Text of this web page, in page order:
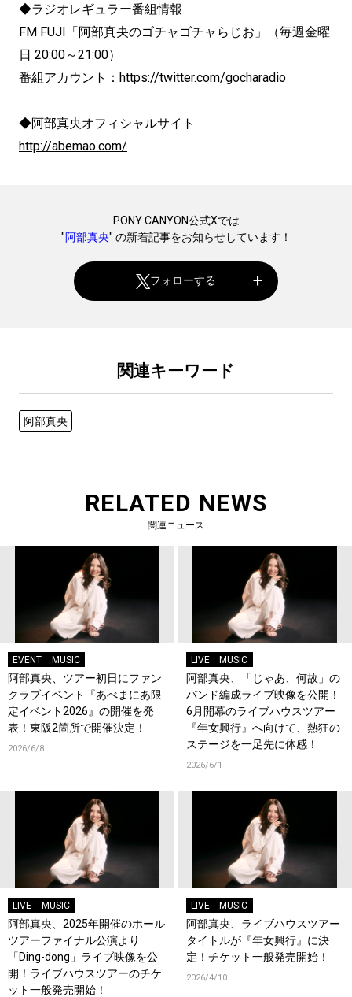
◆ラジオレギュラー番組情報
FM FUJI「阿部真央のゴチャゴチャらじお」（毎週金曜
日 20:00～21:00）
番組アカウント： https://twitter.com/gocharadio
◆阿部真央オフィシャルサイト
http://abemao.com/
PONY CANYON公式Xでは
"阿部真央" の新着記事をお知らせしています！
フォローする
関連キーワード
阿部真央
RELATED NEWS
関連ニュース
EVENT MUSIC
阿部真央、ツアー初日にファン
クラブイベント『あべまにあ限
定イベント2026』の開催を発
表！東阪2箇所で開催決定！
2026/6/8
LIVE MUSIC
阿部真央、「じゃあ、何故」の
バンド編成ライブ映像を公開！
6月開幕のライブハウスツアー
『年女興行』へ向けて、熱狂の
ステージを一足先に体感！
2026/6/1
LIVE MUSIC
阿部真央、2025年開催のホール
ツアーファイナル公演より
「Ding-dong」ライブ映像を公
開！ライブハウスツアーのチケ
ット一般発売開始！
LIVE MUSIC
阿部真央、ライブハウスツアー
タイトルが『年女興行』に決
定！チケット一般発売開始！
2026/4/10